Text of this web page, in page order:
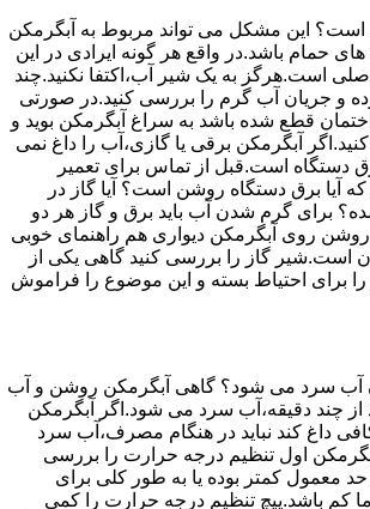
است؟ این مشکل می تواند مربوط به آبگرمکن
حمام باشد.در واقع هر گونه ایرادی در این
اصلی است.هرگز به یک شیر آب،اکتفا نکنید.چند
و جریان آب گرم را بررسی کنید.در صورتی
قطع شده باشد به سراغ آبگرمکن بوید و
آبگرمکن برقی یا گازی،آب را داغ نمی
دستگاه است.قبل از تماس برای تعمیر
آیا برق دستگاه روشن است؟ آیا گاز در
برای گرم شدن آب باید برق و گاز هر دو
روی آبگرمکن دیواری هم راهنمای خوبی
است.شیر گاز را بررسی کنید گاهی یکی از
را برای احتیاط بسته و این موضوع را فراموش
آب سرد می شود؟ گاهی آبگرمکن روشن و آب
چند دقیقه،آب سرد می شود.اگر آبگرمکن
کافی داغ کند نباید در هنگام مصرف،آب سرد
اول تنظیم درجه حرارت را بررسی
معمول کمتر بوده یا به طور کلی برای
کم باشد.پیچ تنظیم درجه حرارت را کمی